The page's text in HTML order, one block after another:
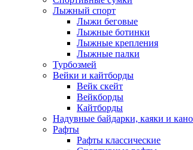
Лыжный спорт
Лыжи беговые
Лыжные ботинки
Лыжные крепления
Лыжные палки
Турбозмей
Вейки и кайтборды
Вейк скейт
Вейкборды
Кайтборды
Надувные байдарки, каяки и
Рафты
Рафты классические